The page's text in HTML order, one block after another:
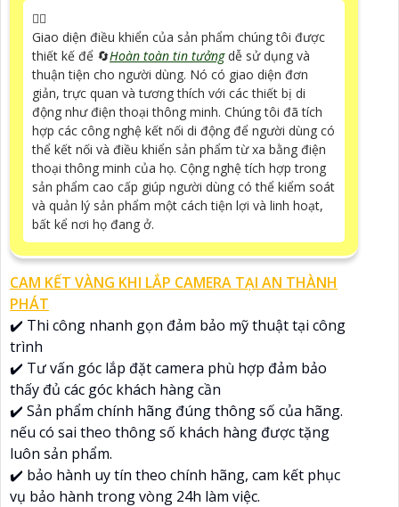
🙆‍♀️
Giao diện điều khiển của sản phẩm chúng tôi được
thiết kế để 🔄Hoàn toàn tin tưởngdễ sử dụng và
thuận tiện cho người dùng. Nó có giao diện đơn
giản, trực quan và tương thích với các thiết bị di
động như điện thoại thông minh. Chúng tôi đã tích
hợp các công nghệ kết nối di động để người dùng có
thể kết nối và điều khiển sản phẩm từ xa bằng điện
thoại thông minh của họ. Cộng nghệ tích hợp trong
sản phẩm cao cấp giúp người dùng có thể kiểm soát
và quản lý sản phẩm một cách tiện lợi và linh hoạt,
bất kể nơi họ đang ở.
CAM KẾT VÀNG KHI LẮP CAMERA TẠI AN THÀNH
PHÁT
✔️ Thi công nhanh gọn đảm bảo mỹ thuật tại công
trình
✔️ Tư vấn góc lắp đặt camera phù hợp đảm bảo
thấy đủ các góc khách hàng cần
✔️ Sản phẩm chính hãng đúng thông số của hãng.
nếu có sai theo thông số khách hàng được tặng
luôn sản phẩm.
✔️ bảo hành uy tín theo chính hãng, cam kết phục
vụ bảo hành trong vòng 24h làm việc.